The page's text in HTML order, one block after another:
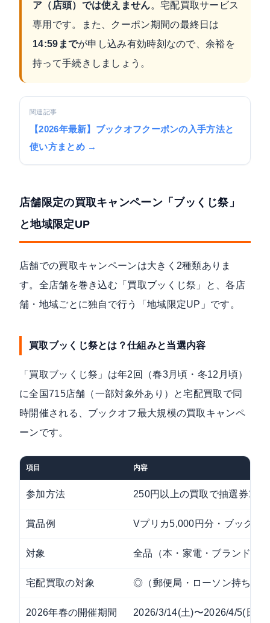
ア（店頭）では使えません。宅配買取サービス
専用です。また、クーポン期間の最終日は
14:59までが申し込み有効時刻なので、余裕を
持って手続きしましょう。
関連記事
【2026年最新】ブックオフクーポンの入手方法と
使い方まとめ →
店舗限定の買取キャンペーン「ブッくじ祭」
と地域限定UP
店舗での買取キャンペーンは大きく2種類ありま
す。全店舗を巻き込む「買取ブッくじ祭」と、各店
舗・地域ごとに独自で行う「地域限定UP」です。
買取ブッくじ祭とは？仕組みと当選内容
「買取ブッくじ祭」は年2回（春3月頃・冬12月頃）
に全国715店舗（一部対象外あり）と宅配買取で同
時開催される、ブックオフ最大規模の買取キャンペ
ーンです。
項目 内容
参加方法 250円以上の買取 で抽選券1枚
賞品例 Vプリカ5,000円分・ブックオ
対象 全品（本・家電・ブランド品
宅配買取の対象 ◎（郵便局・ローソン持ち込
2026年春の開催期間 2026/3/14(土)〜2026/4/5(日)